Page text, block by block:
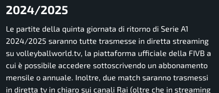
2024/2025
Le partite della quinta giornata di ritorno di Serie A1
2024/2025 saranno tutte trasmesse in diretta streaming
su volleyballworld.tv, la piattaforma ufficiale della FIVB a
cui è possibile accedere sottoscrivendo un abbonamento
mensile o annuale. Inoltre, due match saranno trasmessi
in diretta tv in chiaro sui canali Rai (oltre che in streaming